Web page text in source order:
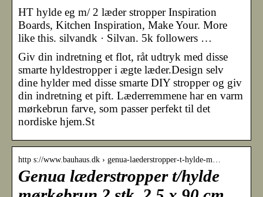
HT hylde eg m/ 2 læder stropper Inspiration
Boards, Kitchen Inspiration, Make Your. More
like this. silvandk · Silvan. 5k followers …
Giv din indretning et flot, råt udtryk med disse
smarte hyldestropper i ægte læder.Design selv
dine hylder med disse smarte DIY stropper og giv
din indretning et pift. Læderremmene har en varm
mørkebrun farve, som passer perfekt til det
nordiske hjem.St
http s://www.bauhaus.dk › genua-laederstropper-t-hylde-m…
Genua læderstropper t/hylde